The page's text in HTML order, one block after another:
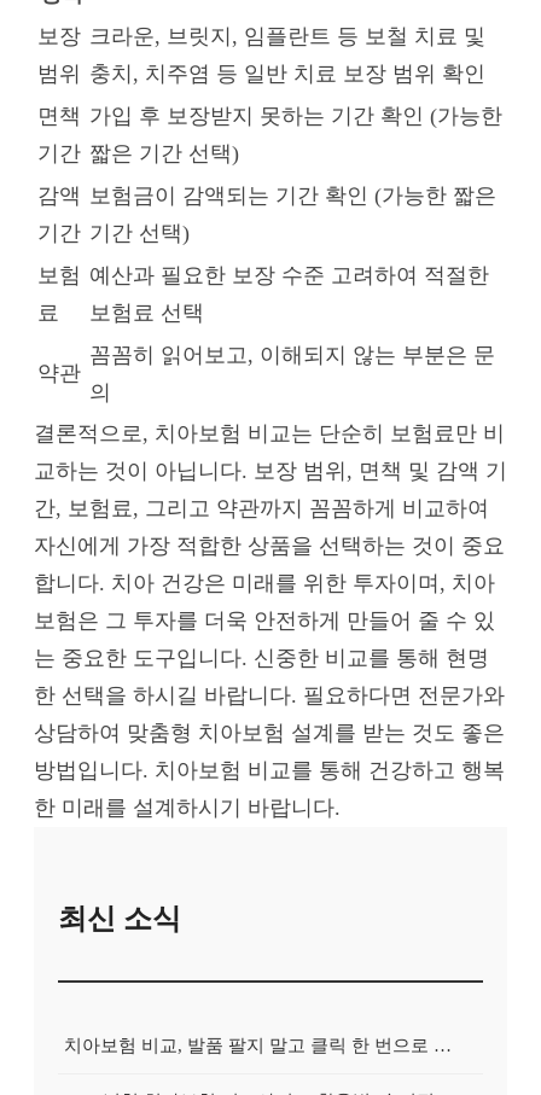
보장
범위
크라운, 브릿지, 임플란트 등 보철 치료 및
충치, 치주염 등 일반 치료 보장 범위 확인
면책
기간
가입 후 보장받지 못하는 기간 확인 (가능한
짧은 기간 선택)
감액
기간
보험금이 감액되는 기간 확인 (가능한 짧은
기간 선택)
보험
료
예산과 필요한 보장 수준 고려하여 적절한
보험료 선택
약관
꼼꼼히 읽어보고, 이해되지 않는 부분은 문
의
결론적으로, 치아보험 비교는 단순히 보험료만 비
교하는 것이 아닙니다. 보장 범위, 면책 및 감액 기
간, 보험료, 그리고 약관까지 꼼꼼하게 비교하여
자신에게 가장 적합한 상품을 선택하는 것이 중요
합니다. 치아 건강은 미래를 위한 투자이며, 치아
보험은 그 투자를 더욱 안전하게 만들어 줄 수 있
는 중요한 도구입니다. 신중한 비교를 통해 현명
한 선택을 하시길 바랍니다. 필요하다면 전문가와
상담하여 맞춤형 치아보험 설계를 받는 것도 좋은
방법입니다. 치아보험 비교를 통해 건강하고 행복
한 미래를 설계하시기 바랍니다.
최신 소식
치아보험 비교, 발품 팔지 말고 클릭 한 번으로 끝내는 비법! 후기 대방출